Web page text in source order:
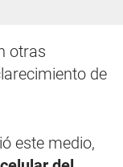
otras
de
este medio,